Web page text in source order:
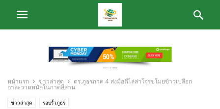
หน้าแรก ข่าวล่าสุด
ตร.ภูธรภาค 4 ส่งมือดีไล่ล่าโจรขโมยข้าวเปลือก
อาละวาดหนักในภาคอีสาน
ข่าวล่าสุด รอบรั้วภูธร